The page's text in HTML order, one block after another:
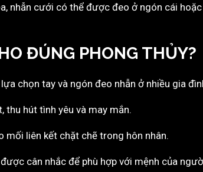
nhẫn cưới có thể được đeo ở ngón cái
ĐÚNG PHONG THỦY?
chọn tay và ngón đeo nhẫn ở nhiều gia
hút tình yêu và may mắn.
mối liên kết chặt chẽ trong hôn nhân.
cân nhắc để phù hợp với mệnh của